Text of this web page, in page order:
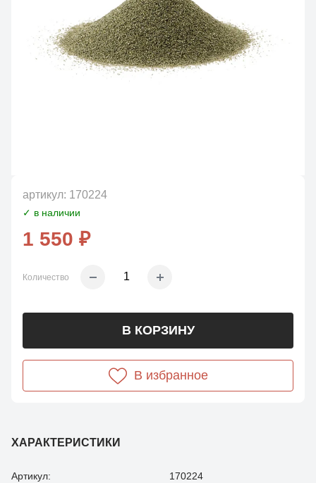
ХАРАКТЕРИСТИКИ
Артикул:
170224
артикул: 170224
✓ в наличии
1 550 ₽
Количество
В КОРЗИНУ
В избранное